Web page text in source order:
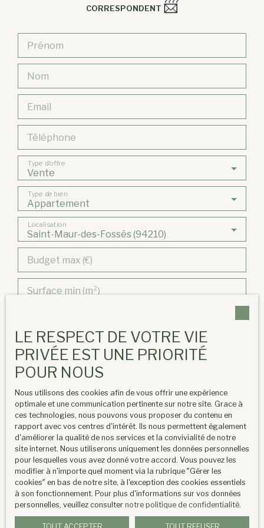
CORRESPONDENT 📨
Prénom
Nom
Email
Téléphone
Vente
Type d'offre
Appartement
Type de bien
Saint-Maur-des-Fossés (94210)
Localisation
Budget max (€)
Surface min (m²)
J'accepte le traitement de mes données
personnelles conformément au RGPD. Si vous
ne souhaitez pas faire l'objet de prospection
commerciale par voie téléphonique, vous
pouvez vous inscrire gratuitement sur la liste
d'opposition au démarchage téléphonique,
prévu par l'article L223-1 du code de la
consommation, sur le site Internet
www.bloctel.gouv.fr ou par courrier adressé à :
Société Worldline, Service Bloctel, CS 61311,
41013 BLOIS CEDEX.
LE RESPECT DE VOTRE VIE
PRIVÉE EST UNE PRIORITÉ
POUR NOUS
Nous utilisons des cookies afin de vous offrir une expérience
optimale et une communication pertinente sur notre site. Grace à
ces technologies, nous pouvons vous proposer du contenu en
rapport avec vos centres d'intérêt. Ils nous permettent également
d'améliorer la qualité de nos services et la convivialité de notre
site internet. Nous utiliserons uniquement les données personnelles
pour lesquelles vous avez donné votre accord. Vous pouvez les
modifier à n'importe quel moment via la rubrique ″Gérer les
cookies″ en bas de notre site, à l'exception des cookies essentiels
à son fonctionnement. Pour plus d'informations sur vos données
personnelles, veuillez consulter notre politique de confidentialité.
TOUT ACCEPTER TOUT REFUSER